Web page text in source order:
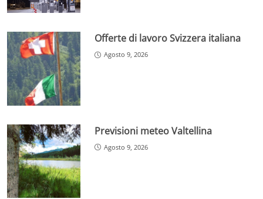
Offerte di lavoro Svizzera italiana
Agosto 9, 2026
Previsioni meteo Valtellina
Agosto 9, 2026